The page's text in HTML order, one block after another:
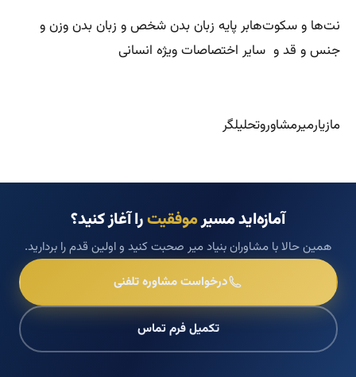
نت‌ها و سکوت‌هابر پایه زبان بدن شخص و زبان بدن وزن و
جنس و قد و سایر اختصاصات ویژه انسانی
مازیارمیرمشاوروتحلیلگر
آمازه‌اید مسیرموفقیترا آغاز کنید؟
همین حالا با مشاوران بنیاد میر صحبت کنید و اولین قدم را بردارید.
درخواست مشاوره تلفنی
تکمیل فرم تماس